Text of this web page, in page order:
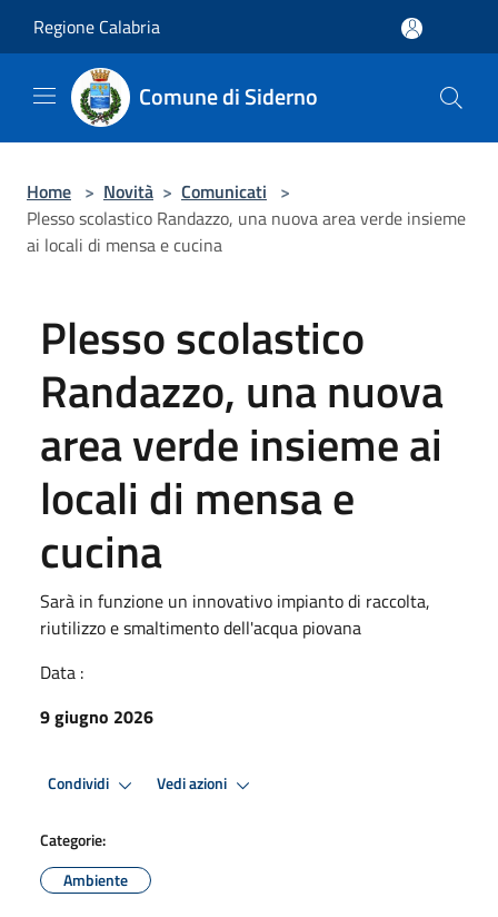
Regione Calabria
Comune di Siderno
Home > Novità > Comunicati >
Plesso scolastico Randazzo, una nuova area verde insieme
ai locali di mensa e cucina
Plesso scolastico
Randazzo, una nuova
area verde insieme ai
locali di mensa e
cucina
Sarà in funzione un innovativo impianto di raccolta,
riutilizzo e smaltimento dell'acqua piovana
Data :
9 giugno 2026
Condividi Vedi azioni
Categorie:
Ambiente